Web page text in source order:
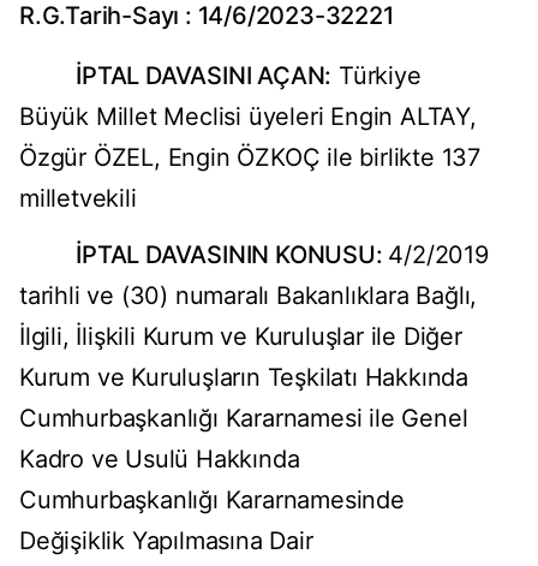
R.G.Tarih-Sayı : 14/6/2023-32221
İPTAL DAVASINI AÇAN: Türkiye
Büyük Millet Meclisi üyeleri Engin ALTAY,
Özgür ÖZEL, Engin ÖZKOÇ ile birlikte 137
milletvekili
İPTAL DAVASININ KONUSU: 4/2/2019
tarihli ve (30) numaralı Bakanlıklara Bağlı,
İlgili, İlişkili Kurum ve Kuruluşlar ile Diğer
Kurum ve Kuruluşların Teşkilatı Hakkında
Cumhurbaşkanlığı Kararnamesi ile Genel
Kadro ve Usulü Hakkında
Cumhurbaşkanlığı Kararnamesinde
Değişiklik Yapılmasına Dair